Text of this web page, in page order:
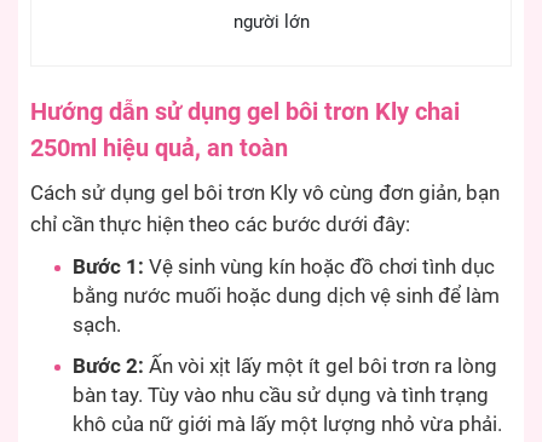
người lớn
Hướng dẫn sử dụng gel bôi trơn Kly chai
250ml hiệu quả, an toàn
Cách sử dụng gel bôi trơn Kly vô cùng đơn giản, bạn
chỉ cần thực hiện theo các bước dưới đây:
Bước 1: Vệ sinh vùng kín hoặc đồ chơi tình dục
bằng nước muối hoặc dung dịch vệ sinh để làm
sạch.
Bước 2: Ấn vòi xịt lấy một ít gel bôi trơn ra lòng
bàn tay. Tùy vào nhu cầu sử dụng và tình trạng
khô của nữ giới mà lấy một lượng nhỏ vừa phải.